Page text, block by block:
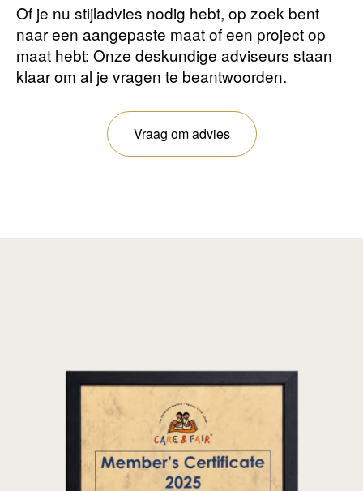
Of je nu stijladvies nodig hebt, op zoek bent
naar een aangepaste maat of een project op
maat hebt: Onze deskundige adviseurs staan ​​
klaar om al je vragen te beantwoorden.
Vraag om advies